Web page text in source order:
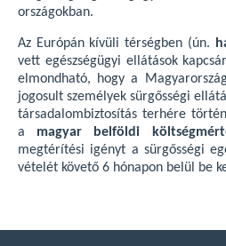
országokban.
Az Európán kívüli térségben (ún.
vett egészségügyi ellátások
elmondható, hogy a
jogosult személyek sürgősségi
társadalombiztosítás terhére
a magyar belföldi
megtérítési igényt a sürgősségi
vételét követő 6 hónapon belül be